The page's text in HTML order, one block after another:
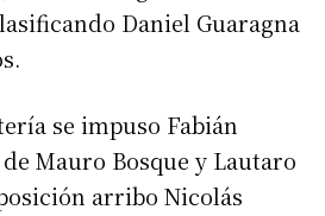
Daniel Guaragna
se impuso Fabián
Mauro Bosque y Lautaro
arribo Nicolás